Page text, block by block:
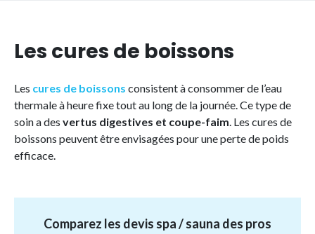
Les cures de boissons
Les cures de boissons consistent à consommer de l’eau
thermale à heure fixe tout au long de la journée. Ce type de
soin a des vertus digestives et coupe-faim. Les cures de
boissons peuvent être envisagées pour une perte de poids
efficace.
Comparez les devis spa / sauna des pros